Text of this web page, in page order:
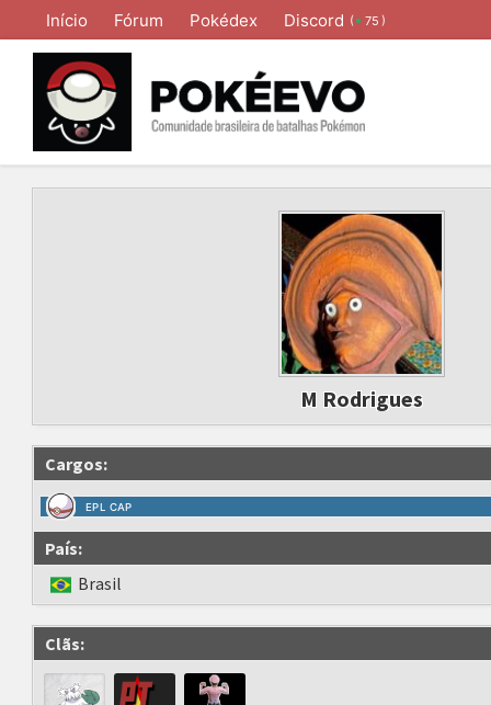
Início Fórum Pokédex Discord ( 75 )
M Rodrigues
Cargos:
EPL CAP
País:
Brasil
Clãs: